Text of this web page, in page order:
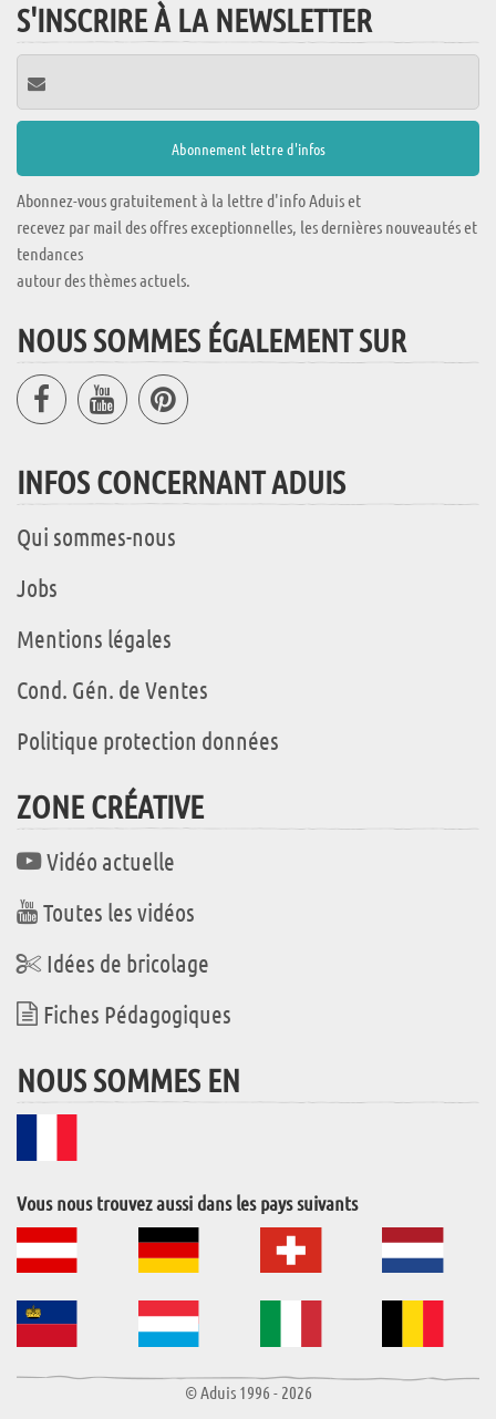
S'INSCRIRE À LA NEWSLETTER
Abonnez-vous gratuitement à la lettre d'info Aduis et
recevez par mail des offres exceptionnelles, les dernières nouveautés et
tendances
autour des thèmes actuels.
NOUS SOMMES ÉGALEMENT SUR
INFOS CONCERNANT ADUIS
Qui sommes-nous
Jobs
Mentions légales
Cond. Gén. de Ventes
Politique protection données
ZONE CRÉATIVE
Vidéo actuelle
Toutes les vidéos
Idées de bricolage
Fiches Pédagogiques
NOUS SOMMES EN
Vous nous trouvez aussi dans les pays suivants
© Aduis 1996 - 2026